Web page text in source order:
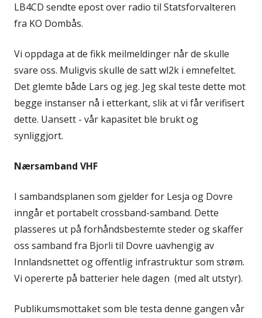
LB4CD sendte epost over radio til Statsforvalteren
fra KO Dombås.
Vi oppdaga at de fikk meilmeldinger når de skulle
svare oss. Muligvis skulle de satt wl2k i emnefeltet.
Det glemte både Lars og jeg. Jeg skal teste dette mot
begge instanser nå i etterkant, slik at vi får verifisert
dette. Uansett - vår kapasitet ble brukt og
synliggjort.
Nærsamband VHF
I sambandsplanen som gjelder for Lesja og Dovre
inngår et portabelt crossband-samband. Dette
plasseres ut på forhåndsbestemte steder og skaffer
oss samband fra Bjorli til Dovre uavhengig av
Innlandsnettet og offentlig infrastruktur som strøm.
Vi opererte på batterier hele dagen (med alt utstyr).
Publikumsmottaket som ble testa denne gangen vår